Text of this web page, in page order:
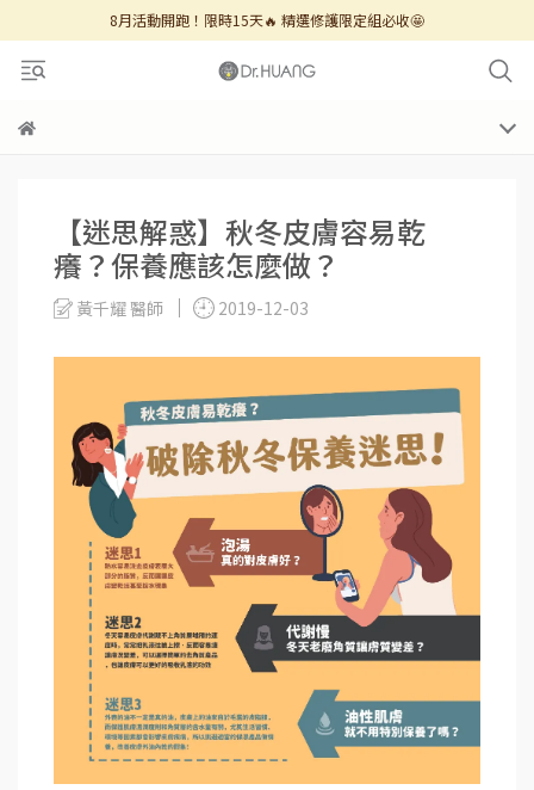
8月活動開跑！限時15天🔥 精選修護限定組必收🤩
【迷思解惑】秋冬皮膚容易乾
癢？保養應該怎麼做？
黃千耀 醫師 2019-12-03